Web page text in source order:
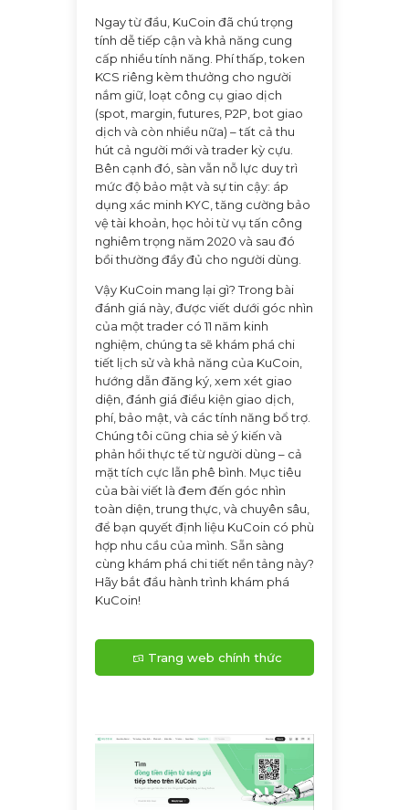
Ngay từ đầu, KuCoin đã chú trọng
tính dễ tiếp cận và khả năng cung
cấp nhiều tính năng. Phí thấp, token
KCS riêng kèm thưởng cho người
nắm giữ, loạt công cụ giao dịch
(spot, margin, futures, P2P, bot giao
dịch và còn nhiều nữa) – tất cả thu
hút cả người mới và trader kỳ cựu.
Bên cạnh đó, sàn vẫn nỗ lực duy trì
mức độ bảo mật và sự tin cậy: áp
dụng xác minh KYC, tăng cường bảo
vệ tài khoản, học hỏi từ vụ tấn công
nghiêm trọng năm 2020 và sau đó
bồi thường đầy đủ cho người dùng.
Vậy KuCoin mang lại gì? Trong bài
đánh giá này, được viết dưới góc nhìn
của một trader có 11 năm kinh
nghiệm, chúng ta sẽ khám phá chi
tiết lịch sử và khả năng của KuCoin,
hướng dẫn đăng ký, xem xét giao
diện, đánh giá điều kiện giao dịch,
phí, bảo mật, và các tính năng bổ trợ.
Chúng tôi cũng chia sẻ ý kiến và
phản hồi thực tế từ người dùng – cả
mặt tích cực lẫn phê bình. Mục tiêu
của bài viết là đem đến góc nhìn
toàn diện, trung thực, và chuyên sâu,
để bạn quyết định liệu KuCoin có phù
hợp nhu cầu của mình. Sẵn sàng
cùng khám phá chi tiết nền tảng này?
Hãy bắt đầu hành trình khám phá
KuCoin!
Trang web chính thức